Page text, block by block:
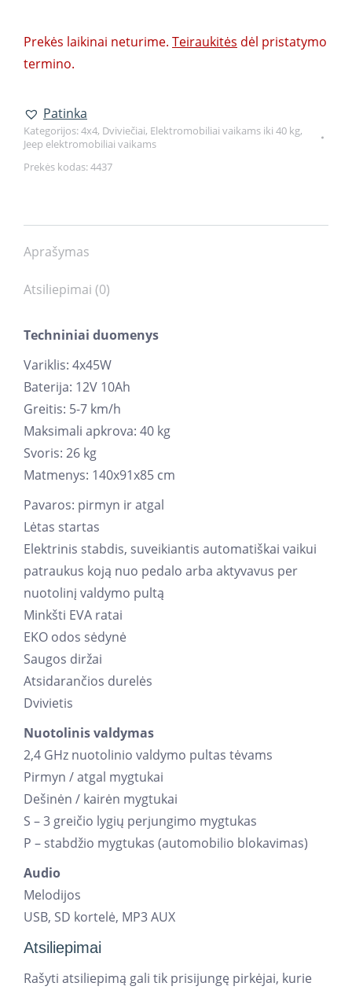
Prekės laikinai neturime. Teiraukitės dėl pristatymo
termino.
Patinka
Kategorijos:4x4, Dviviečiai, Elektromobiliai vaikams iki 40 kg,
Jeep elektromobiliai vaikams
Prekės kodas:4437
Aprašymas
Atsiliepimai (0)
Techniniai duomenys
Variklis: 4x45W
Baterija: 12V 10Ah
Greitis: 5-7 km/h
Maksimali apkrova: 40 kg
Svoris: 26 kg
Matmenys: 140x91x85 cm
Pavaros: pirmyn ir atgal
Lėtas startas
Elektrinis stabdis, suveikiantis automatiškai vaikui
patraukus koją nuo pedalo arba aktyvavus per
nuotolinį valdymo pultą
Minkšti EVA ratai
EKO odos sėdynė
Saugos diržai
Atsidarančios durelės
Dvivietis
Nuotolinis valdymas
2,4 GHz nuotolinio valdymo pultas tėvams
Pirmyn / atgal mygtukai
Dešinėn / kairėn mygtukai
S – 3 greičio lygių perjungimo mygtukas
P – stabdžio mygtukas (automobilio blokavimas)
Audio
Melodijos
USB, SD kortelė, MP3 AUX
Atsiliepimai
Rašyti atsiliepimą gali tik prisijungę pirkėjai, kurie